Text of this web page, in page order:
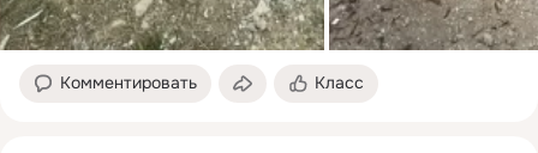
Комментировать Класс